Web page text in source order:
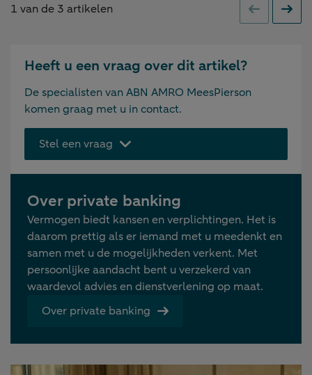
1 van de 3 artikelen Vorige
Heeft u een vraag over dit artikel?
De specialisten van ABN AMRO MeesPierson
komen graag met u in contact.
Stel een vraag
Over private banking
Vermogen biedt kansen en verplichtingen. Het is
daarom prettig als er iemand met u meedenkt en
samen met u de mogelijkheden verkent. Met
persoonlijke aandacht bent u verzekerd van
waardevol advies en dienstverlening op maat.
Over private banking